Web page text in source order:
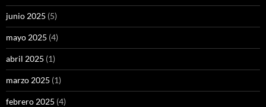
junio 2025 (5)
mayo 2025 (4)
abril 2025 (1)
marzo 2025 (1)
febrero 2025 (4)